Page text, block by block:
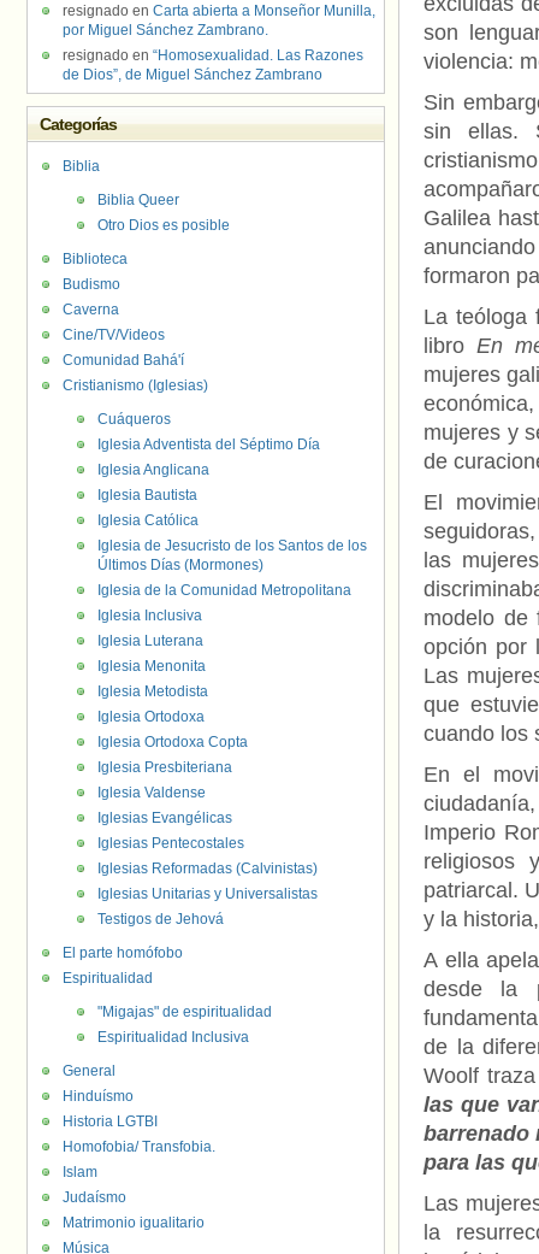
son
violencia:
Sin
sin ellas.
Galilea
formaron
La teóloga
libroEn
mujeres
mujeres y
de
El
las
modelo de
opción por
Las
que
cuando los
En el
Imperio
religiosos
patriarcal.
y la
A ella
desde la
de la
Woolf
las que
barrenado
para las
Las
la
resignado en Carta abierta a Monseñor Munilla,
por Miguel Sánchez Zambrano.
resignado en “Homosexualidad. Las Razones
de Dios”, de Miguel Sánchez Zambrano
Categorías
Biblia
Biblia Queer
Otro Dios es posible
Biblioteca
Budismo
Caverna
Cine/TV/Videos
Comunidad Bahá'í
Cristianismo (Iglesias)
Cuáqueros
Iglesia Adventista del Séptimo Día
Iglesia Anglicana
Iglesia Bautista
Iglesia Católica
Iglesia de Jesucristo de los Santos de los
Últimos Días (Mormones)
Iglesia de la Comunidad Metropolitana
Iglesia Inclusiva
Iglesia Luterana
Iglesia Menonita
Iglesia Metodista
Iglesia Ortodoxa
Iglesia Ortodoxa Copta
Iglesia Presbiteriana
Iglesia Valdense
Iglesias Evangélicas
Iglesias Pentecostales
Iglesias Reformadas (Calvinistas)
Iglesias Unitarias y Universalistas
Testigos de Jehová
El parte homófobo
Espiritualidad
"Migajas" de espiritualidad
Espiritualidad Inclusiva
General
Hinduísmo
Historia LGTBI
Homofobia/ Transfobia.
Islam
Judaísmo
Matrimonio igualitario
Música